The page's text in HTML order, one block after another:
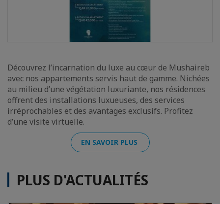
Découvrez l’incarnation du luxe au cœur de Mushaireb
avec nos appartements servis haut de gamme. Nichées
au milieu d’une végétation luxuriante, nos résidences
offrent des installations luxueuses, des services
irréprochables et des avantages exclusifs. Profitez
d’une visite virtuelle.
EN SAVOIR PLUS
PLUS D'ACTUALITÉS